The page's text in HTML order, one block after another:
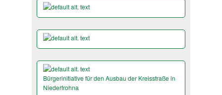
Bürgerinitiative für den Ausbau der Kreisstraße in
Niederfrohna